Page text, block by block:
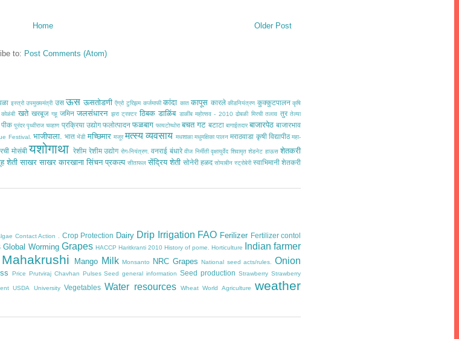
Older Post
Home
to: Post Comments (Atom)
इस्त्रो उपमुख्यमंत्री उस ऊस ऊसतोडणी ऍग्रो टुरिझम कर्जमाफी कांदा कात कापूस कारले कीडनियंत्रण कुक्कुटपालन कृषि
कोळंबी खते खरबूज गहू जमिन जलसंधारन झरा ट्रक्टर ठिबक डाळिंब डाळींब महोत्सव - 2010 ढोबळी मिरची तलाव तुर तेल्या
पीक पुरंदर पृथ्वीराज चव्हाण प्रक्रिया उद्योग फलोत्पादन फळबाग फायटोप्थोरा बचत गट बटाटा बागाईतदार बाजारपेठ बाजारभाव
Festival. भाजीपाला. भात भेंडी मच्छिमार मजूर मत्स्य व्यवसाय मधशाळा मधुमक्षिका पालन मराठवाडा कृषी विद्यापीठ महा-
मोसंबी यशोगाथा रेशीम रेशीम उद्योग रोग-नियंत्रण. वनराई बंधारे वीज निर्मीती वृक्षायुर्वेद शिवामृत शेडनेट हाऊस शेतकरी
शेती साखर साखर कारखाना सिंचन प्रकल्प सीताफल सेंद्रिय शेती सोनेरी हळद सोयाबीन स्ट्रोबेरी स्वाभिमानी शेतकरी
Contact Action . Crop Protection Dairy Drip Irrigation FAO Ferilizer Fertilizer contol
Global Worming Grapes HACCP Haritkranti 2010 History of pome. Horticulture Indian farmer
Mahakrushi Mango Milk Monsanto NRC Grapes National seed acts/rules. Onion
Price Prutviraj Chavhan Pulses Seed general information Seed production Strawberry Strawberry
USDA University Vegetables Water resources Wheat World Agriculture
weather